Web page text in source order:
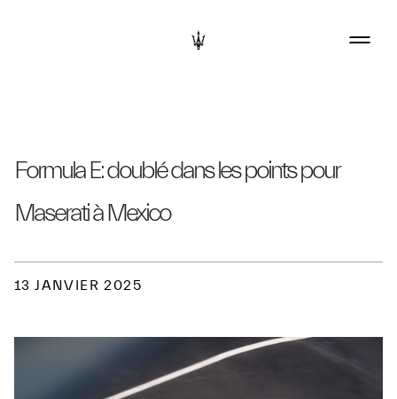
Formula E: doublé dans les points pour
Maserati à Mexico
13 JANVIER 2025